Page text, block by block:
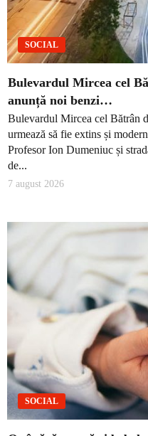
SOCIAL
Bulevardul Mircea cel
anunță noi benzi…
Bulevardul Mircea cel Bătrân
urmează să fie extins și
Profesor Ion Dumeniuc și
de...
7 august 2026
SOCIAL